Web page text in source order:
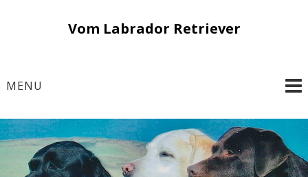
content
Vom Labrador Retriever
MENU
Vom Labrador
Geschichte – Wesen – Zucht